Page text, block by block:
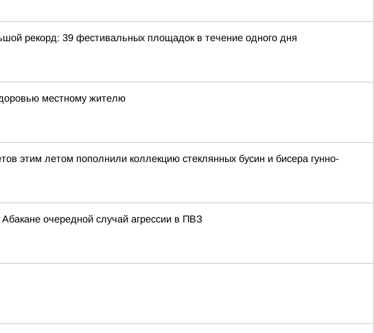
рекорд: 39 фестивальных площадок в течение одного дня
местному жителю
этим летом пополнили коллекцию стеклянных бусин и бисера гунно-
очередной случай агрессии в ПВЗ